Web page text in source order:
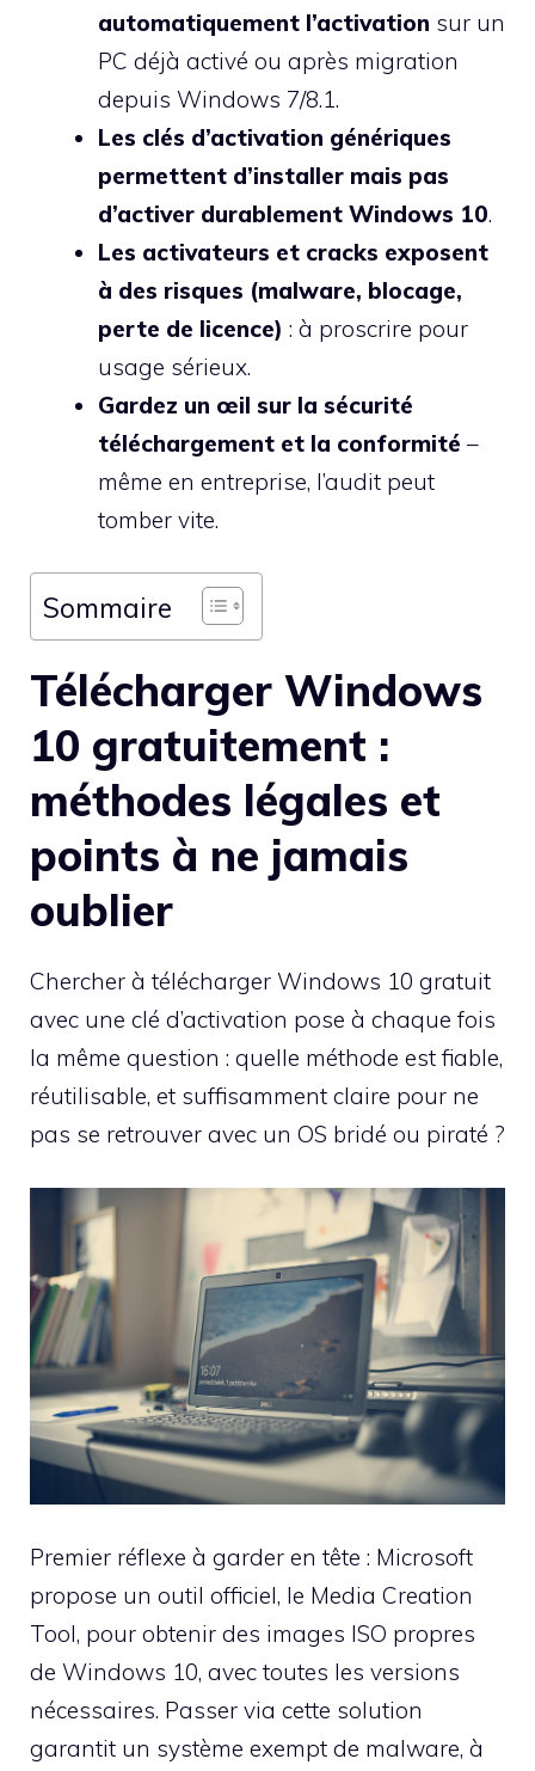
automatiquement l’activation sur un
PC déjà activé ou après migration
depuis Windows 7/8.1.
Les clés d’activation génériques
permettent d’installer mais pas
d’activer durablement Windows 10.
Les activateurs et cracks exposent
à des risques (malware, blocage,
perte de licence) : à proscrire pour
usage sérieux.
Gardez un œil sur la sécurité
téléchargement et la conformité –
même en entreprise, l’audit peut
tomber vite.
Sommaire
Télécharger Windows
10 gratuitement :
méthodes légales et
points à ne jamais
oublier
Chercher à télécharger Windows 10 gratuit
avec une clé d’activation pose à chaque fois
la même question : quelle méthode est fiable,
réutilisable, et suffisamment claire pour ne
pas se retrouver avec un OS bridé ou piraté ?
Premier réflexe à garder en tête : Microsoft
propose un outil officiel, le Media Creation
Tool, pour obtenir des images ISO propres
de Windows 10, avec toutes les versions
nécessaires. Passer via cette solution
garantit un système exempt de malware, à